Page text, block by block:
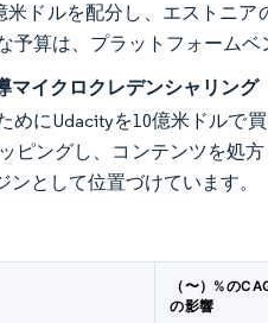
米ドルを配分し、エストニ
算は、プラットフォームベ
マイクロクレデンシャリング
めにUdacityを10億米ドル
ピングし、コンテンツを処
として位置づけています。
（〜）%の
の影響